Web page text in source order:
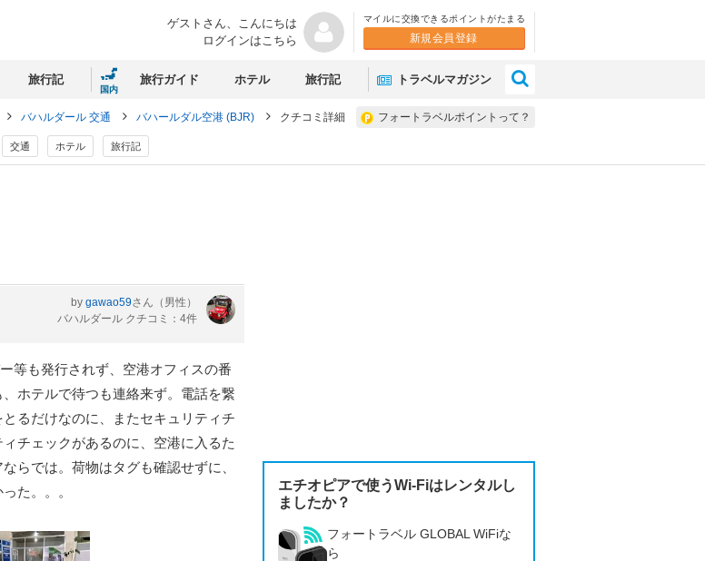
ゲストさん、 こんにちは
ログインはこちら
マイルに交換できるポイントがたまる
新規会員登録
旅行記
国内
旅行ガイド ホテル 旅行記 トラベルマガジン
フォートラベルポイントって？
バハルダール 交通 バハールダル空港 (BJR) クチコミ詳細
交通 ホテル 旅行記
by gawao59さん （男性）
バハルダール クチコミ：4件
等も発行されず、空港オフィスの番
ホテルで待つも連絡来ず。電話を繋
るだけなのに、またセキュリティチ
チェックがあるのに、空港に入るた
らでは。荷物はタグも確認せずに、
た。。。
エチオピアで使うWi-Fiはレンタルし
ましたか？
フォートラベル GLOBAL WiFiな
ら